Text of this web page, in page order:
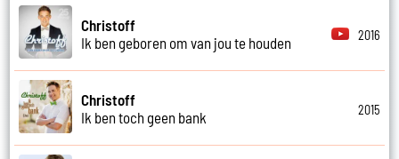
Christoff
Ik ben geboren om van jou te houden
2016
Christoff
Ik ben toch geen bank
2015